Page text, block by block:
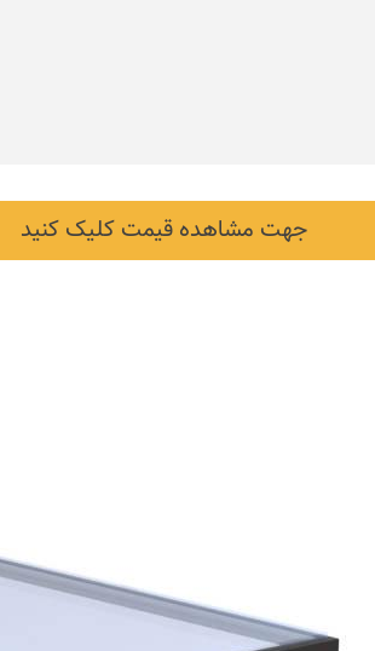
جهت مشاهده قیمت کلیک کنید
دکوراسیون مدرن در خانه